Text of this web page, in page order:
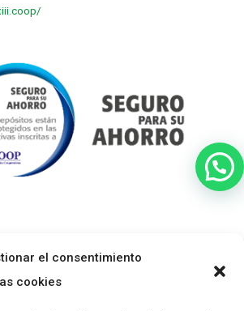
el consentimiento
cookies